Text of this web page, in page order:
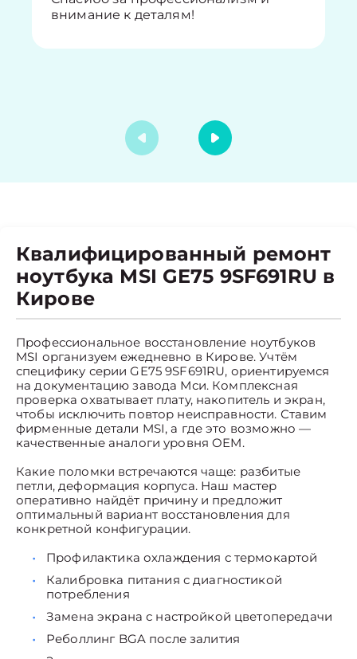
внимание к деталям!
Квалифицированный ремонт
ноутбука MSI GE75 9SF691RU в
Кирове
Профессиональное восстановление ноутбуков
MSI организуем ежедневно в Кирове. Учтём
специфику серии GE75 9SF691RU, ориентируемся
на документацию завода Мси. Комплексная
проверка охватывает плату, накопитель и экран,
чтобы исключить повтор неисправности. Ставим
фирменные детали MSI, а где это возможно —
качественные аналоги уровня OEM.
Какие поломки встречаются чаще: разбитые
петли, деформация корпуса. Наш мастер
оперативно найдёт причину и предложит
оптимальный вариант восстановления для
конкретной конфигурации.
Профилактика охлаждения с термокартой
Калибровка питания с диагностикой
потребления
Замена экрана с настройкой цветопередачи
Реболлинг BGA после залития